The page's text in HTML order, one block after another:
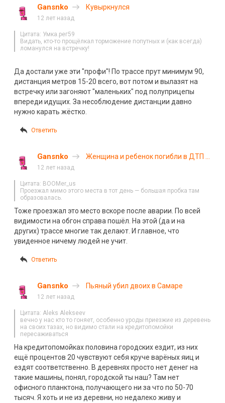
Gansnko Кувыркнулся
12 лет назад
Цитата: Умка.рег59
Видать, кто-то прощёлкал торможение попутных и (как всегда)
ломанулся на встречку!
Да достали уже эти "профи"! По трассе прут минимум 90,
дистанция метров 15-20 всего, вот потом и вылазят на
встречку или загоняют "маленьких" под полуприцепы
впереди идущих. За несоблюдение дистанции давно
нужно карать жёстко.
Ответить
Gansnko
Женщина и ребенок погибли в ДТП в
12 лет назад
Цитата: BOOMer_us
Проезжал мимо этого места в тот день — большая пробка там
образовалась.
Тоже проезжал это место вскоре после аварии. По всей
видимости на обгон справа пошёл. На этой (да и на
других) трассе многие так делают. И главное, что
увиденное ничему людей не учит.
Ответить
Gansnko Пьяный убил двоих в Самаре
12 лет назад
Цитата: Aleks Alekseev
вечно у нас кто то гоняет, особенно уроды приезжие из деревень
на своих тазах, но видимо стали на кредитопомойки
пересаживаться
На кредитопомойках половина городских ездит, из них
ещё процентов 20 чувствуют себя круче варёных яиц и
ездят соответственно. В деревнях просто нет денег на
такие машины, понял, городской ты наш? Там нет
офисного планктона, получающего ни за что по 50-70
тысяч. Я хоть и не из деревни, но недалеко живу и